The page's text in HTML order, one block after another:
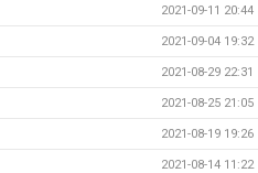
2021-09-11 20:44
2021-09-04 19:32
2021-08-29 22:31
2021-08-25 21:05
2021-08-19 19:26
2021-08-14 11:22